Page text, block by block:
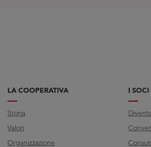
LA COOPERATIVA
Storia
Valori
Organizzazione
I SOCI